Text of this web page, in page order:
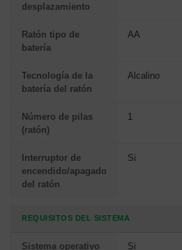
desplazamiento
Ratón tipo de
batería
AA
Tecnología de la
batería del ratón
Alcalino
Número de pilas
(ratón)
1
Interruptor de
encendido/apagado
del ratón
Si
REQUISITOS DEL SISTEMA
Sistema operativo
Si